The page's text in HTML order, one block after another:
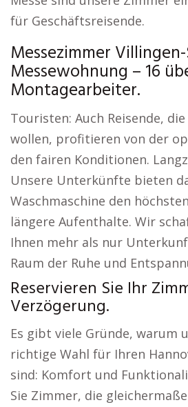
für Geschäftsreisende.
Messezimmer
Messewohnung – 16
Montagearbeiter.
Touristen: Auch Reisende,
wollen, profitieren von der
den fairen Konditionen.
Unsere Unterkünfte bieten
Waschmaschine den
längere Aufenthalte. Wir
Ihnen mehr als nur
Raum der Ruhe und
Reservieren Sie Ihr
Verzögerung.
Es gibt viele Gründe, warum
richtige Wahl für Ihren
sind: Komfort und
Sie Zimmer, die